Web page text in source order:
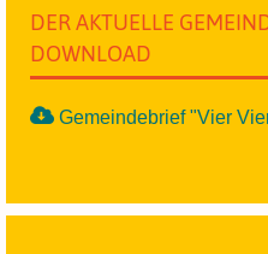
DER AKTUELLE
DOWNLOAD
Gemeindebrief "Vier